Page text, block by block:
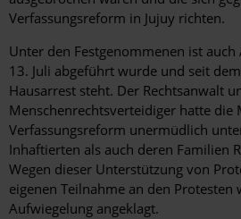
Verfassungsreform in Jujuy richten.
Unter den Festgenommenen ist
13. Juli abgeführt wurde und seit
Hausarrest steht. Der Rechtsanwalt
Menschenrechtsverteidiger hatte die
Verfassungsreform unermüdlich
Inhaftierten als auch deren Familien
Wegen dieser Unterstützung von
eigenen Teilnahme an den Protesten
Aufwiegelung angeklagt.